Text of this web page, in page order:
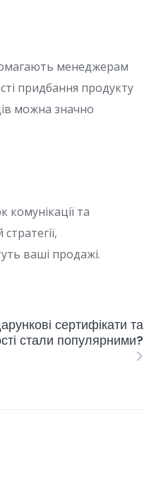
менеджерам
придбання продукту
можна значно
комунікації та
ваші продажі.
сертифікати та
стали популярними?